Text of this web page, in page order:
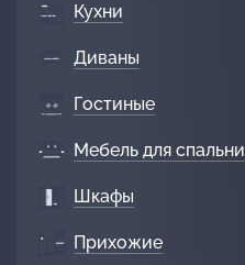
Кухни
Диваны
Гостиные
Мебель для спальни
Шкафы
Прихожие